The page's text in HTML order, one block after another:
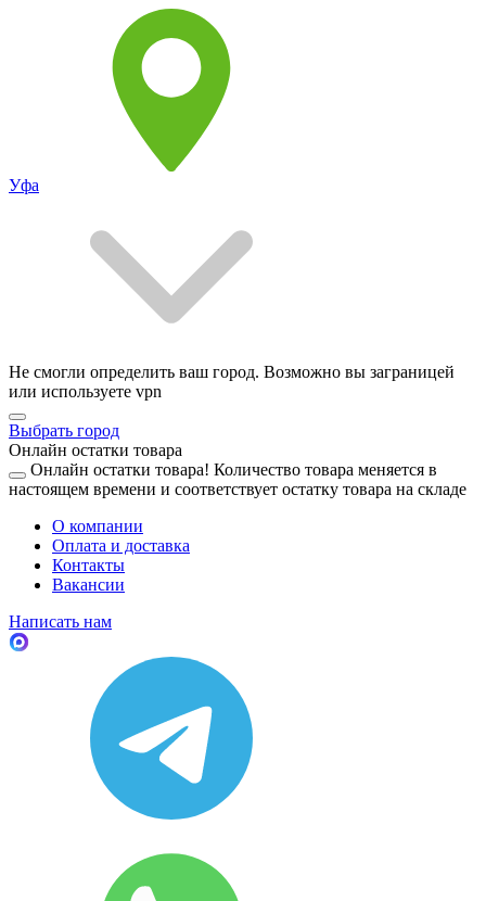
Уфа
Не смогли определить ваш город. Возможно вы заграницей
или используете vpn
Выбрать город
Онлайн остатки товара
Онлайн остатки товара! Количество товара меняется в
настоящем времени и соответствует остатку товара на складе
О компании
Оплата и доставка
Контакты
Вакансии
Написать нам